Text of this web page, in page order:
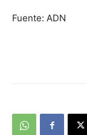
Fuente: ADN